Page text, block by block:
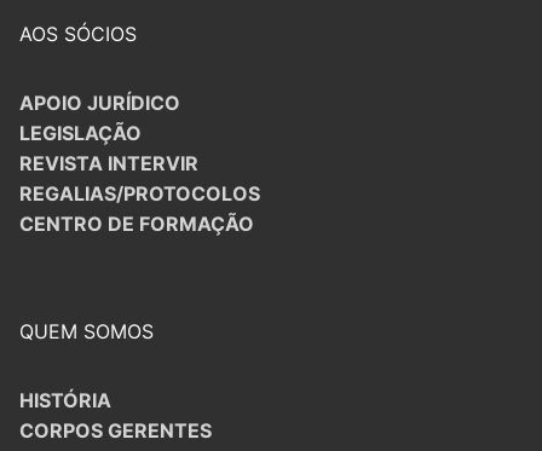
AOS SÓCIOS
APOIO JURÍDICO
LEGISLAÇÃO
REVISTA INTERVIR
REGALIAS/PROTOCOLOS
CENTRO DE FORMAÇÃO
QUEM SOMOS
HISTÓRIA
CORPOS GERENTES